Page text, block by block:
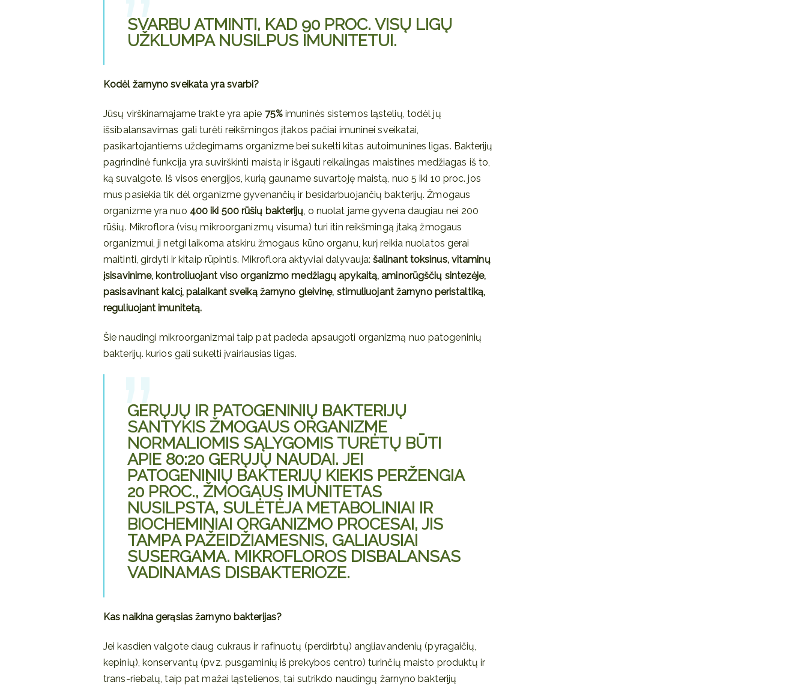
SVARBU ATMINTI, KAD 90 PROC. VISŲ LIGŲ
UŽKLUMPA NUSILPUS IMUNITETUI.
Kodėl žarnyno sveikata yra svarbi?
Jūsų virškinamajame trakte yra apie 75%imuninės sistemos ląstelių, todėl jų
išsibalansavimas gali turėti reikšmingos įtakos pačiai imuninei sveikatai,
pasikartojantiems uždegimams organizme bei sukelti kitas autoimunines ligas. Bakterijų
pagrindinė funkcija yra suvirškinti maistą ir išgauti reikalingas maistines medžiagas iš to,
ką suvalgote. Iš visos energijos, kurią gauname suvartoję maistą, nuo 5 iki 10 proc. jos
mus pasiekia tik dėl organizme gyvenančių ir besidarbuojančių bakterijų. Žmogaus
organizme yra nuo 400 iki 500 rūšių bakterijų, o nuolat jame gyvena daugiau nei 200
rūšių. Mikroflora (visų mikroorganizmų visuma) turi itin reikšmingą įtaką žmogaus
organizmui, ji netgi laikoma atskiru žmogaus kūno organu, kurį reikia nuolatos gerai
maitinti, girdyti ir kitaip rūpintis. Mikroflora aktyviai dalyvauja: šalinant toksinus, vitaminų
įsisavinime, kontroliuojant viso organizmo medžiagų apykaitą, aminorūgščių sintezėje,
pasisavinant kalcį, palaikant sveiką žarnyno gleivinę, stimuliuojant žarnyno peristaltiką,
reguliuojant imunitetą.
Šie naudingi mikroorganizmai taip pat padeda apsaugoti organizmą nuo patogeninių
bakterijų. kurios gali sukelti įvairiausias ligas.
GERŲJŲ IR PATOGENINIŲ BAKTERIJŲ
SANTYKIS ŽMOGAUS ORGANIZME
NORMALIOMIS SĄLYGOMIS TURĖTŲ BŪTI
APIE 80:20 GERŲJŲ NAUDAI. JEI
PATOGENINIŲ BAKTERIJŲ KIEKIS PERŽENGIA
20 PROC., ŽMOGAUS IMUNITETAS
NUSILPSTA, SULĖTĖJA METABOLINIAI IR
BIOCHEMINIAI ORGANIZMO PROCESAI, JIS
TAMPA PAŽEIDŽIAMESNIS, GALIAUSIAI
SUSERGAMA. MIKROFLOROS DISBALANSAS
VADINAMAS DISBAKTERIOZE.
Kas naikina gerąsias žarnyno bakterijas?
Jei kasdien valgote daug cukraus ir rafinuotų (perdirbtų) angliavandenių (pyragaičių,
kepinių), konservantų (pvz. pusgaminių iš prekybos centro) turinčių maisto produktų ir
trans-riebalų, taip pat mažai ląstelienos, tai sutrikdo naudingų žarnyno bakterijų